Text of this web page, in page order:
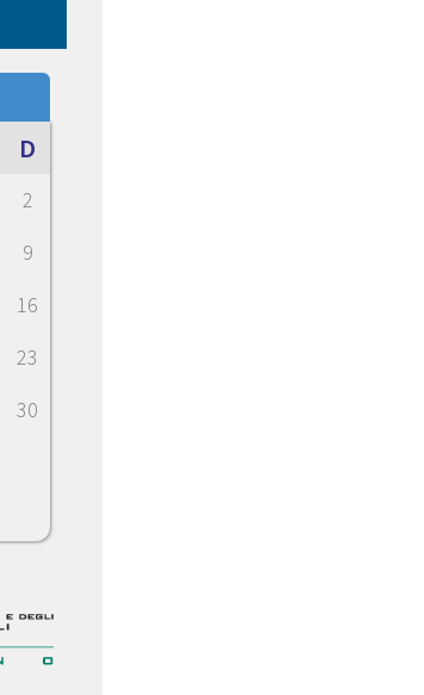
D
2
9
16
23
30